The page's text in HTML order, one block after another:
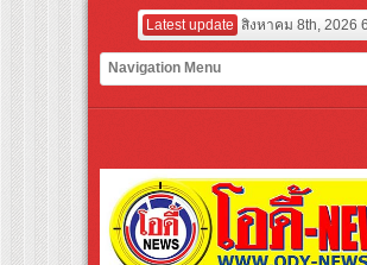
Latest update สิงหาคม 8th, 2026